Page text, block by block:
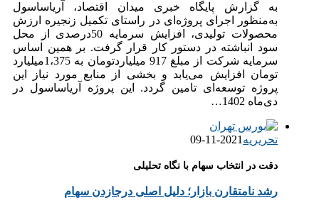
به گزارش پایگاه خبری میدان اقتصاد، آریاساسول
به‌منظور اجرای پروژه‌ای در راستای تکمیل زنجیره ارزش
محصولات تولیدی، افزایش سرمایه 50درصدی از محل
سود انباشته در دستور کار قرار گرفت. بر همین اساس
سرمایه شرکت از مبلغ 917 میلیاردتومان به 1،375میلیارد
تومان افزایش می‌یابد و بخشی از منابع مورد نیاز این
پروژه توسعه‌ای تامین گردد. این پروژه آریاساسول در
دی‌ماه 1402…
تحریریه 2021-11-09
دقت در انتخاب سهام با نگاه تحلیلی
رشد نامتقارن بازار؛ دلیل اصلی درجازدن سهام